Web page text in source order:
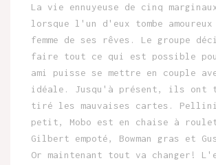
La vie ennuyeuse de cinq
lorsque l'un d'eux tombe
femme de ses rêves. Le groupe
faire tout ce qui est possible
ami puisse se mettre en couple
idéale. Jusqu'à présent, ils ont
tiré les mauvaises cartes.
petit, Mobo est en chaise à
Gilbert empoté, Bowman gras et
Or maintenant tout va changer!